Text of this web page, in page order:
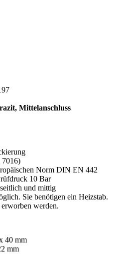
Mittelanschluss
7016)
Norm DIN EN 442
10 Bar
und mittig
Sie benötigen ein Heizstab.
werden.
40 mm
mm